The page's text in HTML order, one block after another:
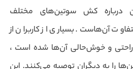
درباره کش سوتین‌های مختلف
آن‌هاست. بسیاری از کاربران از
و خوش‌حالی آن‌ها شده است ،